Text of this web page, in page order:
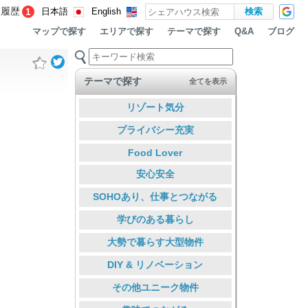
歴 1 日本語 English
マップで探す エリアで探す テーマで探す Q&A ブログ
テーマで探す 全てを表示
リゾート気分
プライバシー充実
Food Lover
安心安全
SOHOあり、仕事とつながる
学びのある暮らし
大勢で暮らす大型物件
DIY & リノベーション
その他ユニーク物件